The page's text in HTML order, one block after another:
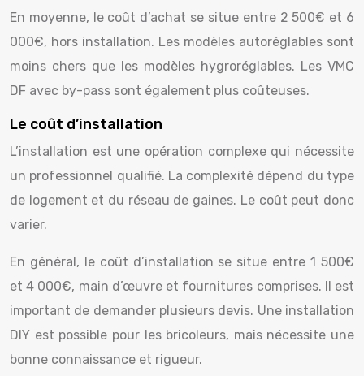
En moyenne, le coût d’achat se situe entre 2 500€ et 6
000€, hors installation. Les modèles autoréglables sont
moins chers que les modèles hygroréglables. Les VMC
DF avec by-pass sont également plus coûteuses.
Le coût d’installation
L’installation est une opération complexe qui nécessite
un professionnel qualifié. La complexité dépend du type
de logement et du réseau de gaines. Le coût peut donc
varier.
En général, le coût d’installation se situe entre 1 500€
et 4 000€, main d’œuvre et fournitures comprises. Il est
important de demander plusieurs devis. Une installation
DIY est possible pour les bricoleurs, mais nécessite une
bonne connaissance et rigueur.